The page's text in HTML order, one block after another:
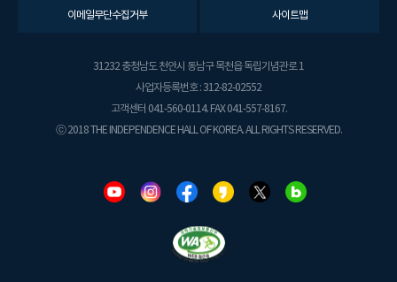
이메일무단수집거부 사이트맵
31232 충청남도 천안시 동남구 목천읍 독립기념관로 1
사업자등록번호 : 312-82-02552
고객센터 041-560-0114. FAX 041-557-8167.
ⓒ 2018 THE INDEPENDENCE HALL OF KOREA. ALL RIGHTS RESERVED.